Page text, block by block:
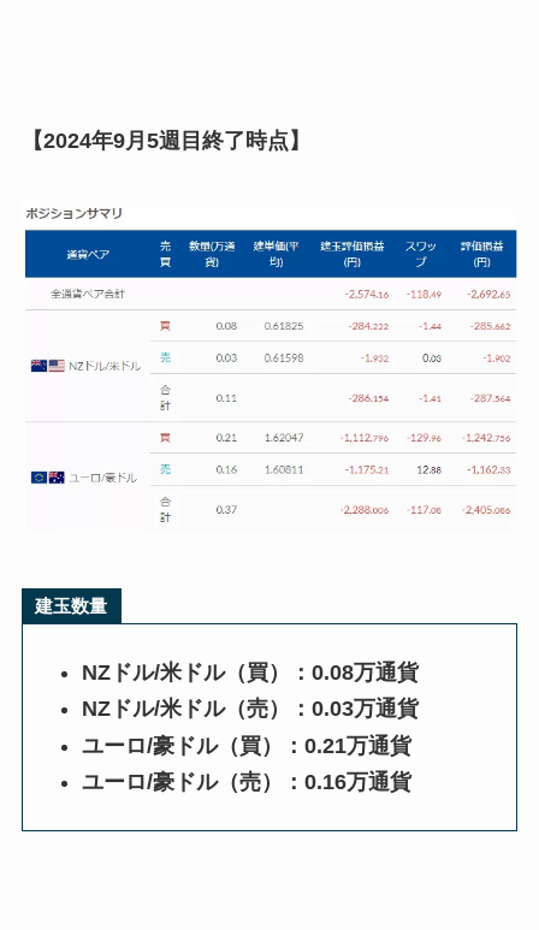
【2024年9月5週目終了時点】
建玉数量
NZドル/米ドル（買）：0.08万通貨
NZドル/米ドル（売）：0.03万通貨
ユーロ/豪ドル（買）：0.21万通貨
ユーロ/豪ドル（売）：0.16万通貨